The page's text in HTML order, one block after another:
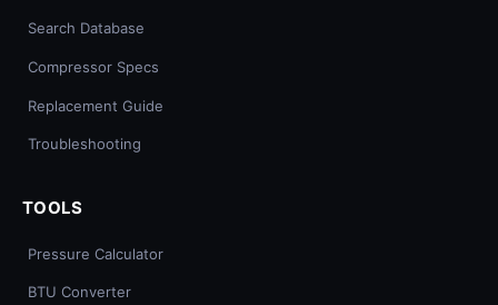
Search Database
Compressor Specs
Replacement Guide
Troubleshooting
TOOLS
Pressure Calculator
BTU Converter